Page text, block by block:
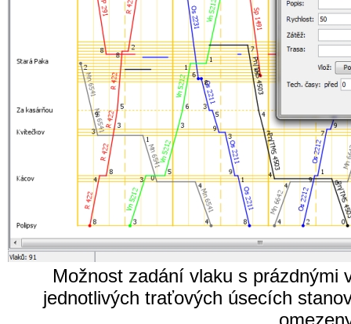
Možnost zadání vlaku s prázdnými
jednotlivých traťových úsecích